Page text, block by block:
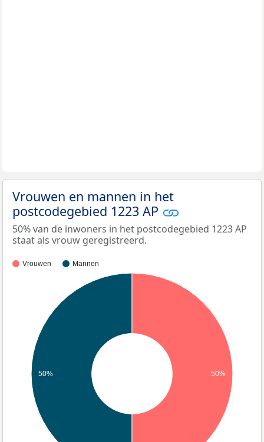
Vrouwen en mannen in het
postcodegebied 1223 AP
50% van de inwoners in het postcodegebied 1223 AP
staat als vrouw geregistreerd.
Vrouwen Mannen
50% 50%